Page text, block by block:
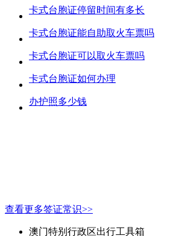
卡式台胞证停留时间有多长
卡式台胞证能自助取火车票吗
卡式台胞证可以取火车票吗
卡式台胞证如何办理
办护照多少钱
查看更多签证常识>>
澳门特别行政区出行工具箱